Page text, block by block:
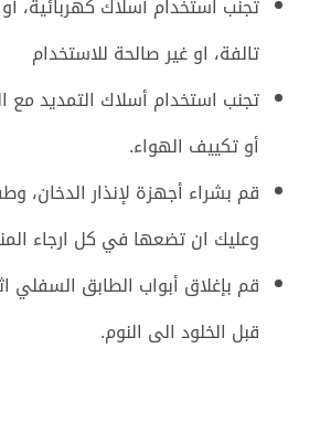
تجنب استخدام أسلاك كهربائية،
تالفة، او غير صالحة للاستخدام
تجنب استخدام أسلاك التمديد مع
أو تكييف الهواء.
قم بشراء أجهزة لإنذار الدخان،
وعليك ان تضعها في كل ارجاء
قم بإغلاق أبواب الطابق السفلي
قبل الخلود الى النوم.